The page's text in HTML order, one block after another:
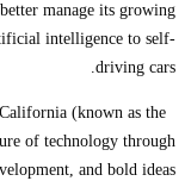
manage its growing
intelligence to self-
driving cars.
(known as the
of technology through
and bold ideas.